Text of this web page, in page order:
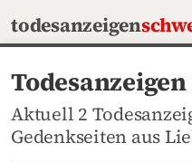
todesanzeigen
Aktuell 2
Gedenkseiten aus